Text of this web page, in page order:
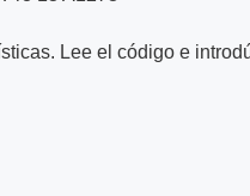
Lee el código e